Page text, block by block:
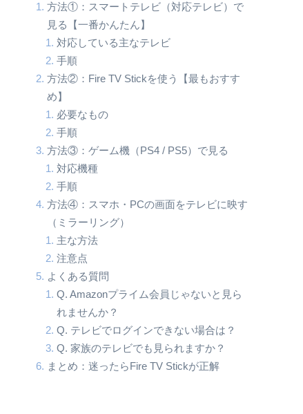
方法①：スマートテレビ（対応テレビ）で
見る【一番かんたん】
対応している主なテレビ
手順
方法②：Fire TV Stickを使う【最もおすす
め】
必要なもの
手順
方法③：ゲーム機（PS4 / PS5）で見る
対応機種
手順
方法④：スマホ・PCの画面をテレビに映す
（ミラーリング）
主な方法
注意点
よくある質問
Q. Amazonプライム会員じゃないと見ら
れませんか？
Q. テレビでログインできない場合は？
Q. 家族のテレビでも見られますか？
まとめ：迷ったらFire TV Stickが正解